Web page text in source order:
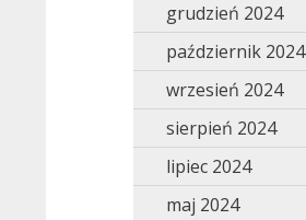
grudzień 2024
październik 2024
wrzesień 2024
sierpień 2024
lipiec 2024
maj 2024